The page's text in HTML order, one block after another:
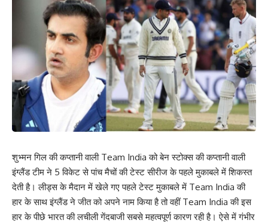
शुभ्मन गिल की कप्तानी वाली Team India को बेन स्टोक्स की कप्तानी वाली
इंग्लैंड टीम ने 5 विकेट से पांच मैचों की टेस्ट सीरीज के पहले मुकाबले में शिकस्त
देती है। लीड्स के मैदान में खेले गए पहले टेस्ट मुकाबले में Team India की
हार के साथ इंग्लैंड ने जीत को अपने नाम किया है तो वहीं Team India की इस
हार के पीछे भारत की लचीली गेंदबाजी सबसे महत्वपूर्ण कारण रही है। ऐसे में गंभीर